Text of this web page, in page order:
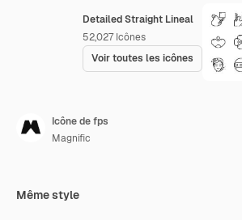
Detailed Straight Lineal
52,027 Icônes
Voir toutes les icônes
Icône de fps
Magnific
Même style